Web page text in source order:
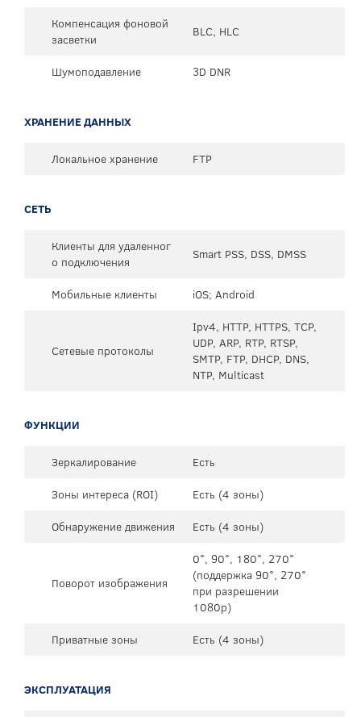
Компенсация фоновой
засветки
BLC, HLC
Шумоподавление 3D DNR
ХРАНЕНИЕ ДАННЫХ
Локальное хранение FTP
СЕТЬ
Клиенты для удаленног
о подключения
Smart PSS, DSS, DMSS
Мобильные клиенты iOS; Android
Сетевые протоколы
Ipv4, HTTP, HTTPS, TCP,
UDP, ARP, RTP, RTSP,
SMTP, FTP, DHCP, DNS,
NTP, Multicast
ФУНКЦИИ
Зеркалирование
Есть
Зоны интереса (ROI)
Есть (4 зоны)
Обнаружение движения
Есть (4 зоны)
Поворот изображения
0°, 90°, 180°, 270°
(поддержка 90°, 270°
при разрешении
1080p)
Приватные зоны
Есть (4 зоны)
ЭКСПЛУАТАЦИЯ